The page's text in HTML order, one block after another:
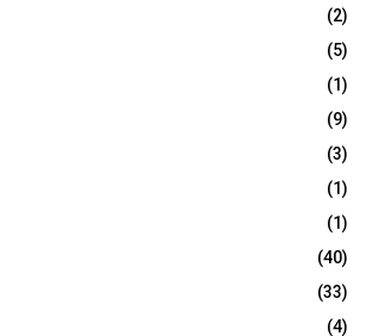
(2)
(5)
(1)
(9)
(3)
(1)
(1)
(40)
(33)
(4)